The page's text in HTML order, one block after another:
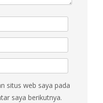
situs web saya pada
saya berikutnya.